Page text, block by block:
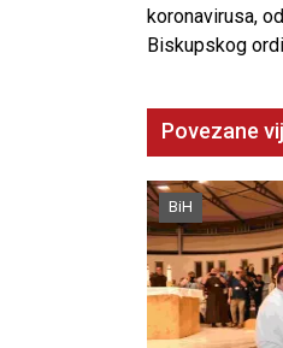
koronavirusa,
Biskupskog
Povezane
BiH